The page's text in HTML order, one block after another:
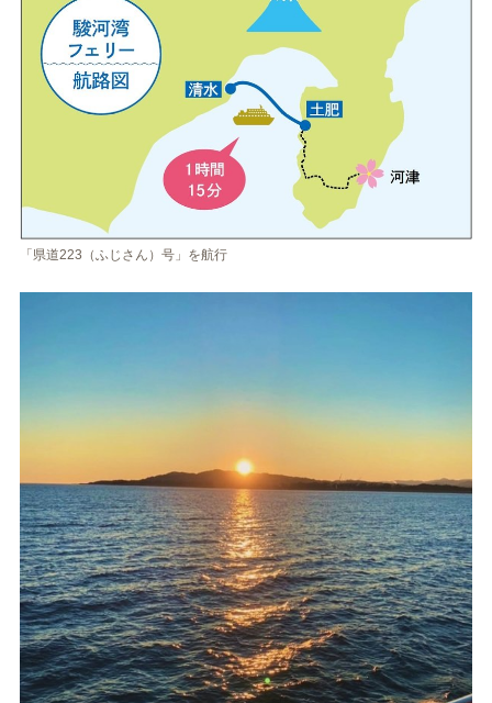
「県道223（ふじさん）号」を航行